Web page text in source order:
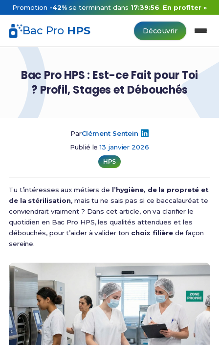
Promotion -42% se terminant dans 17:39:55. En profiter »
Bac Pro HPS Découvrir
Bac Pro HPS : Est-ce Fait pour Toi
? Profil, Stages et Débouchés
ParClément Sentein
Publié le13 janvier 2026
HPS
Tu t’intéresses aux métiers de l’hygiène, de la propreté et
de la stérilisation, mais tu ne sais pas si ce baccalauréat te
conviendrait vraiment ? Dans cet article, on va clarifier le
quotidien en Bac Pro HPS, les qualités attendues et les
débouchés, pour t’aider à valider ton choix filièrede façon
sereine.